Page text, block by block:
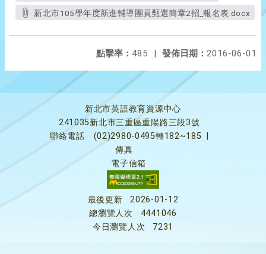
新北市105學年度新進輔導團員甄選簡章2招_報名表.docx
發佈日期： 2016-06-01
點擊率： 485 |
新北市英語教育資源中心
241035新北市三重區重陽路三段3號
聯絡電話
(02)2980-0495轉182~185
傳真
電子信箱
最後更新
2026-01-12
總瀏覽人次
4441046
今日瀏覽人次
7231